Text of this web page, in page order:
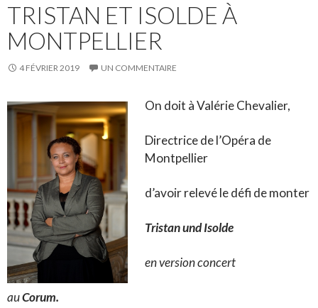
TRISTAN ET ISOLDE À
MONTPELLIER
4 FÉVRIER 2019 UN COMMENTAIRE
On doit à Valérie Chevalier,
Directrice de l’Opéra de
Montpellier
d’avoir relevé le défi de monter
Tristan und Isolde
en version concert
auCorum.